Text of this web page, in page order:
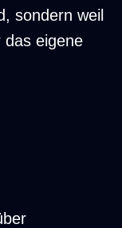
sondern weil
das eigene